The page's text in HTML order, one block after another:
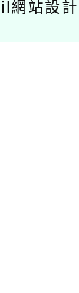
網站設